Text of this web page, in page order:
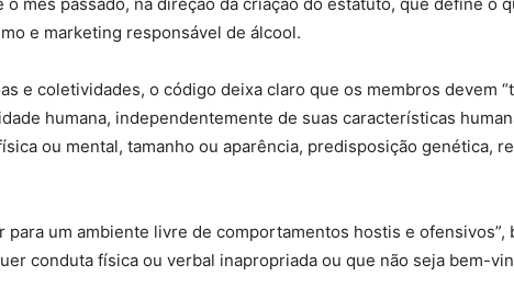
e marketing responsável de álcool.
e coletividades, o código deixa claro que os membros devem
humana, independentemente de suas características
ou mental, tamanho ou aparência, predisposição genética,
para um ambiente livre de comportamentos hostis e
conduta física ou verbal inapropriada ou que não seja bem-